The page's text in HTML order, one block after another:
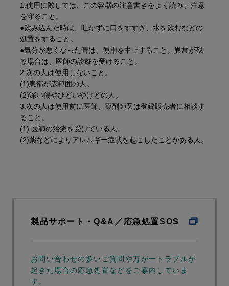
1.使用に際しては、この容器の注意書きをよく読み、注意
を守ること。
●飲み込んだ時は、吐かずに口をすすぎ、水を飲むなどの
処置をすること。
●気分が悪くなった時は、使用を中止すること。異常が残
る場合は、医師の診療を受けること。
2.次の人は使用しないこと。
(1)患部が広範囲の人。
(2)深い傷やひどいやけどの人。
3.次の人は使用前に医師、薬剤師又は登録販売者に相談す
ること。
(1) 医師の治療を受けている人。
(2)薬などによりアレルギー症状を起こしたことがある人。
製品サポート・Q&A／応急処置SOS
お問い合わせの多いご質問や万が一トラブルが
起きた場合の応急処置などをご案内していま
す。